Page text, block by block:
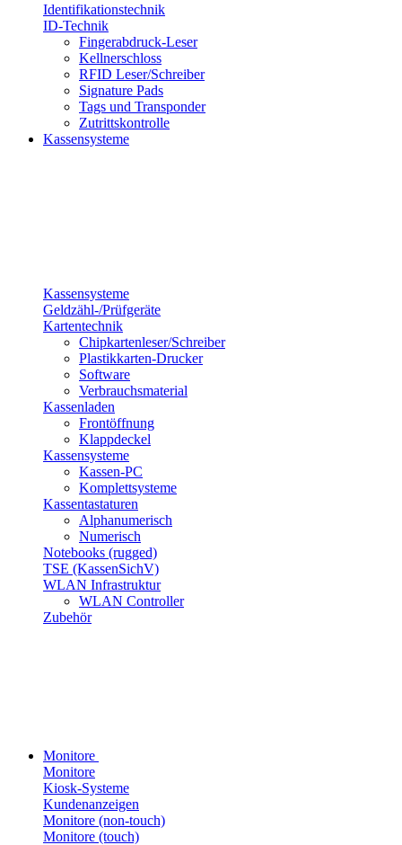
Identifikationstechnik
ID-Technik
Fingerabdruck-Leser
Kellnerschloss
RFID Leser/Schreiber
Signature Pads
Tags und Transponder
Zutrittskontrolle
Kassensysteme
Kassensysteme
Geldzähl-/Prüfgeräte
Kartentechnik
Chipkartenleser/Schreiber
Plastikkarten-Drucker
Software
Verbrauchsmaterial
Kassenladen
Frontöffnung
Klappdeckel
Kassensysteme
Kassen-PC
Komplettsysteme
Kassentastaturen
Alphanumerisch
Numerisch
Notebooks (rugged)
TSE (KassenSichV)
WLAN Infrastruktur
WLAN Controller
Zubehör
Monitore
Monitore
Kiosk-Systeme
Kundenanzeigen
Monitore (non-touch)
Monitore (touch)